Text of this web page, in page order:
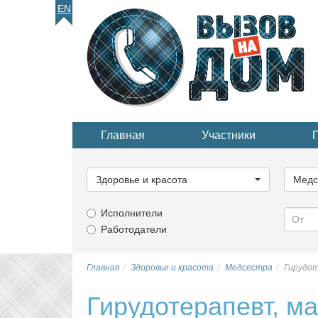
EN
Главная Участники
категорию...
Здоровье и красота
Исполнители
Работодатели
Главная Здоровье и красота Медсестра
Гирудотерапевт,